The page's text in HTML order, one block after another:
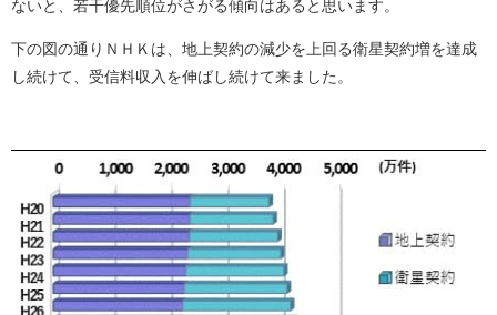
ないと、若干優先順位がさがる傾向はあると思います。
下の図の通りＮＨＫは、地上契約の減少を上回る衛星契約増を達成
し続けて、受信料収入を伸ばし続けて来ました。